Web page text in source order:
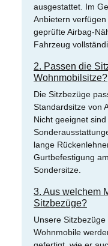
ausgestattet. Im
Anbietern
geprüfte Airbag-
Fahrzeug
2. Passen die
Wohnmobilsitze?
Die Sitzbezüge
Standardsitze von
Nicht geeignet
lange
Gurtbefestigung
Sondersitze.
3. Aus welchem
Sitzbezüge?
Unsere Sitzbezüge
Wohnmobile